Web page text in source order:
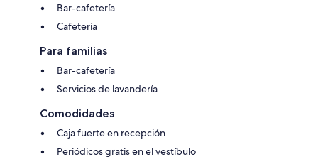
Bar-cafetería
Cafetería
Para familias
Bar-cafetería
Servicios de lavandería
Comodidades
Caja fuerte en recepción
Periódicos gratis en el vestíbulo